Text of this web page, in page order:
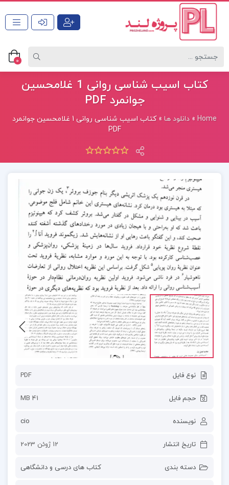
0
کتاب اسیب شناسی روانی 1 غلامحسین
جوانمرد PDF
Home
» دانلود ها »
کتاب اسیب شناسی روانی 1 غلامحسین جوانمرد
PDF
نوع فایل PDF
حجم فایل 41 MB
نویسنده cio
تاریخ انتشار 12 ژوئن 2023
دسته بندی کتاب های درسی و دانشگاهی